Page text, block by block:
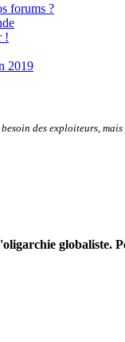
forums ?
!
2019
des exploiteurs,
globaliste.